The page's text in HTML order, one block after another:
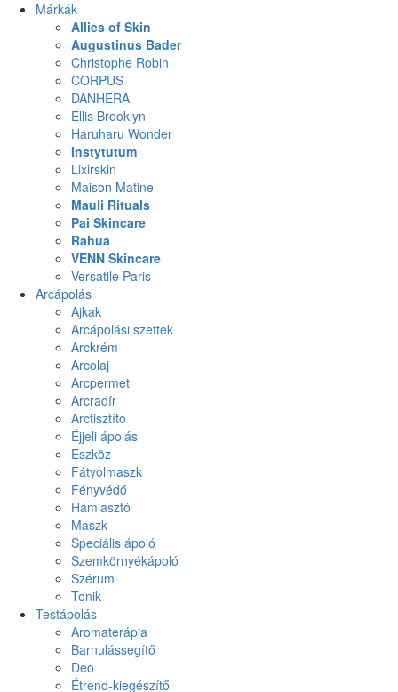
Márkák
Allies of Skin
Augustinus Bader
Christophe Robin
CORPUS
DANHERA
Ellis Brooklyn
Haruharu Wonder
Instytutum
Lixirskin
Maison Matine
Mauli Rituals
Pai Skincare
Rahua
VENN Skincare
Versatile Paris
Arcápolás
Ajkak
Arcápolási szettek
Arckrém
Arcolaj
Arcpermet
Arcradír
Arctisztító
Éjjeli ápolás
Eszköz
Fátyolmaszk
Fényvédő
Hámlasztó
Maszk
Speciális ápoló
Szemkörnyékápoló
Szérum
Tonik
Testápolás
Aromaterápia
Barnulássegítő
Deo
Étrend-kiegészítő